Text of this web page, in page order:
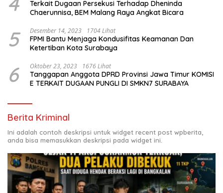
Terkait Dugaan Persekusi Terhadap Dheninda
Chaerunnisa, BEM Malang Raya Angkat Bicara
5 Desember 14, 2023 1704 Lihat
FPMI Bantu Menjaga Kondusifitas Keamanan Dan
Ketertiban Kota Surabaya
6 Oktober 23, 2023 1676 Lihat
Tanggapan Anggota DPRD Provinsi Jawa Timur KOMISI
E TERKAIT DUGAAN PUNGLI DI SMKN7 SURABAYA
Berita Kriminal
Ini adalah contoh deskripsi untuk widget recent post wpberita,
anda bisa memasukkan deskripsi pada widget ini.